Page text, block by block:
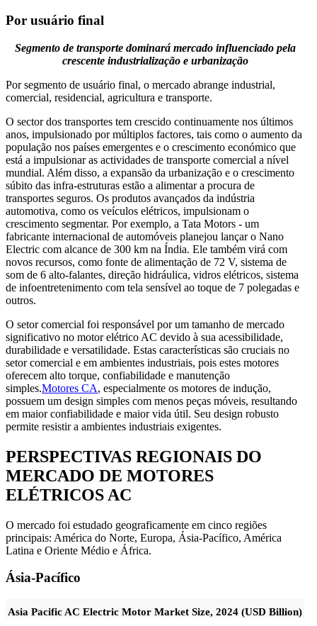
Por usuário final
Segmento de transporte dominará mercado influenciado pela
crescente industrialização e urbanização
Por segmento de usuário final, o mercado abrange industrial,
comercial, residencial, agricultura e transporte.
O sector dos transportes tem crescido continuamente nos últimos
anos, impulsionado por múltiplos factores, tais como o aumento da
população nos países emergentes e o crescimento económico que
está a impulsionar as actividades de transporte comercial a nível
mundial. Além disso, a expansão da urbanização e o crescimento
súbito das infra-estruturas estão a alimentar a procura de
transportes seguros. Os produtos avançados da indústria
automotiva, como os veículos elétricos, impulsionam o
crescimento segmentar. Por exemplo, a Tata Motors - um
fabricante internacional de automóveis planejou lançar o Nano
Electric com alcance de 300 km na Índia. Ele também virá com
novos recursos, como fonte de alimentação de 72 V, sistema de
som de 6 alto-falantes, direção hidráulica, vidros elétricos, sistema
de infoentretenimento com tela sensível ao toque de 7 polegadas e
outros.
O setor comercial foi responsável por um tamanho de mercado
significativo no motor elétrico AC devido à sua acessibilidade,
durabilidade e versatilidade. Estas características são cruciais no
setor comercial e em ambientes industriais, pois estes motores
oferecem alto torque, confiabilidade e manutenção
simples.Motores CA, especialmente os motores de indução,
possuem um design simples com menos peças móveis, resultando
em maior confiabilidade e maior vida útil. Seu design robusto
permite resistir a ambientes industriais exigentes.
PERSPECTIVAS REGIONAIS DO
MERCADO DE MOTORES
ELÉTRICOS AC
O mercado foi estudado geograficamente em cinco regiões
principais: América do Norte, Europa, Ásia-Pacífico, América
Latina e Oriente Médio e África.
Ásia-Pacífico
Asia Pacific AC Electric Motor Market Size, 2024 (USD Billion)